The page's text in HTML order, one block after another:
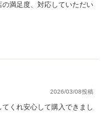
満足度、対応していただい
2026/03/08投稿
くれ安心して購入できまし